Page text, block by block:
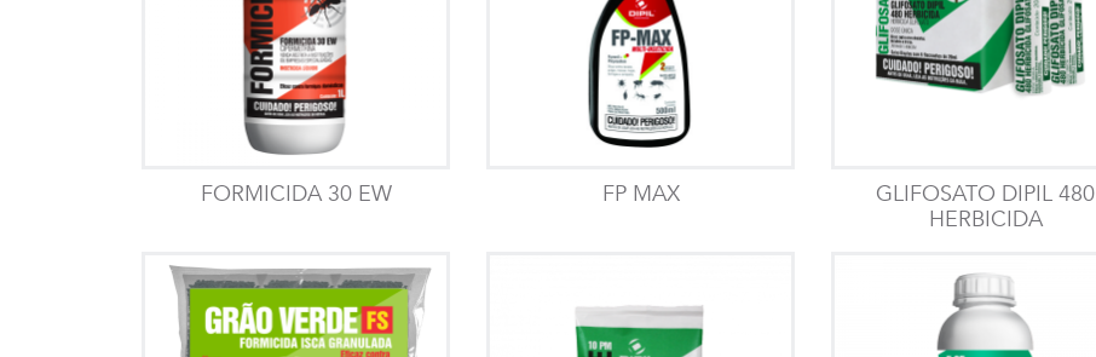
FORMICIDA 30 EW FP MAX
GLIFOSATO DIPIL 480
HERBICIDA